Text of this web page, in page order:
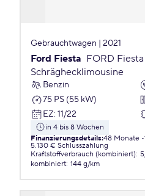
Gebrauchtwagen | 2021
Ford Fiesta FORD
Schräghecklimousine
Benzin
75 PS (55 kW)
EZ: 11/22
in 4 bis 8 Wochen
Finanzierungsdetails:48 Monate
5.130 € Schlusszahlung
Kraftstoffverbrauch (kombiniert):
kombiniert: 144 g/km